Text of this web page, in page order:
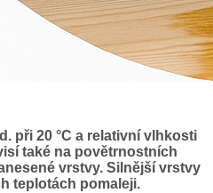
při 20 °C a relativní vlhkosti
také na povětrnostních
vrstvy. Silnější vrstvy
teplotách pomaleji.